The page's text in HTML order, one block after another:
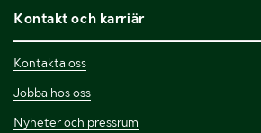
Kontakt och karriär
Kontakta oss
Jobba hos oss
Nyheter och pressrum